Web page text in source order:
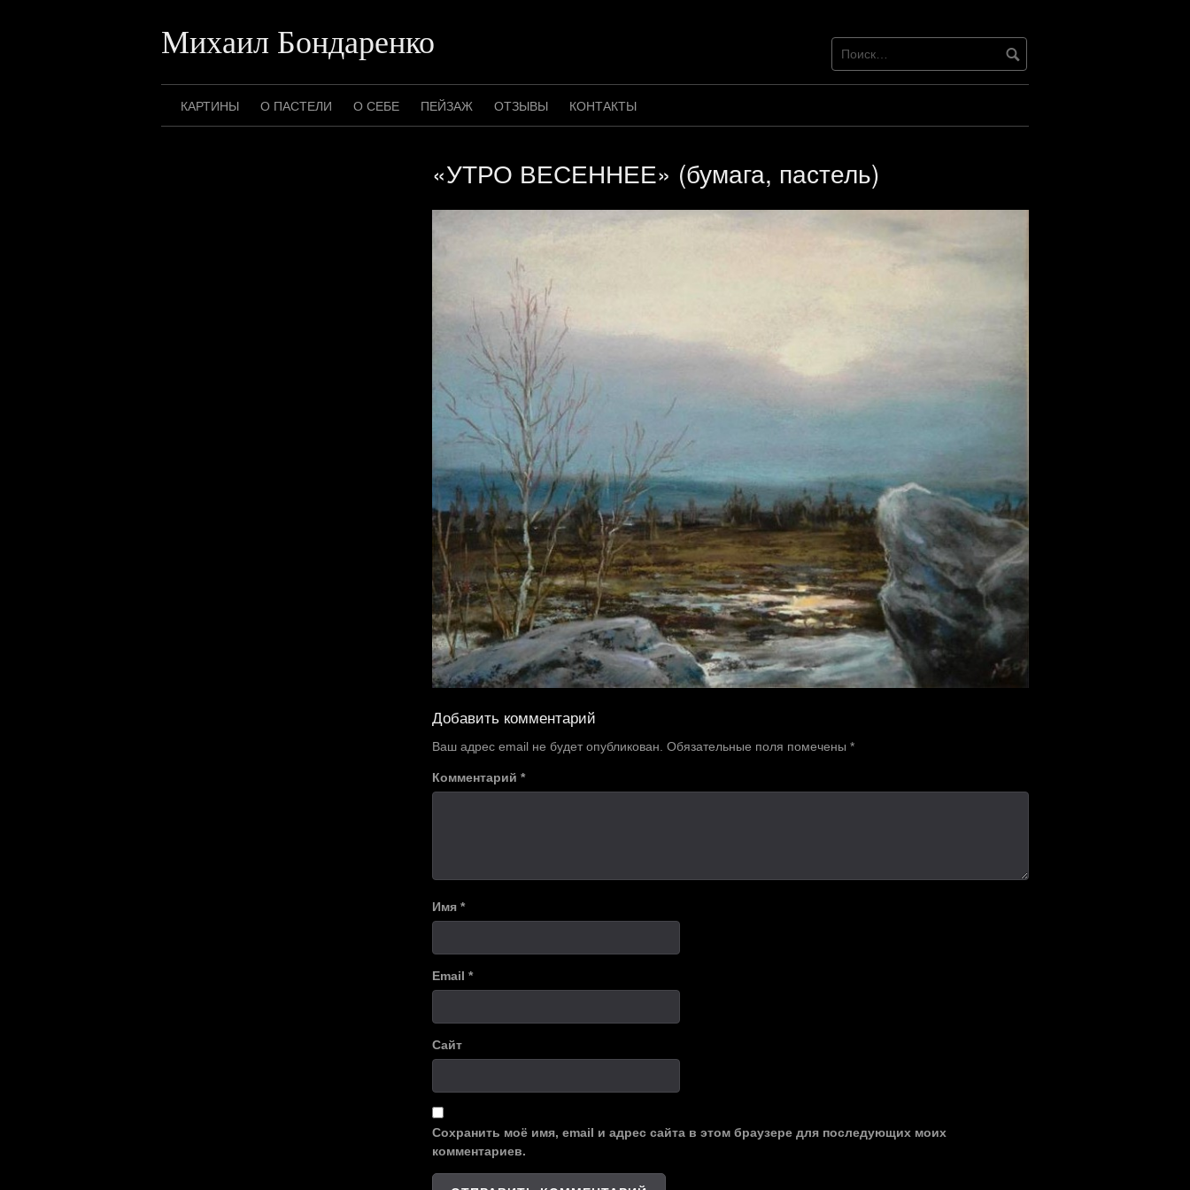
Михаил Бондаренко
КАРТИНЫ О ПАСТЕЛИ О СЕБЕ ПЕЙЗАЖ ОТЗЫВЫ КОНТАКТЫ
«УТРО ВЕСЕННЕЕ» (бумага, пастель)
Добавить комментарий
Ваш адрес email не будет опубликован. Обязательные поля помечены *
Комментарий *
Имя *
Email *
Сайт
Сохранить моё имя, email и адрес сайта в этом браузере для последующих моих
комментариев.